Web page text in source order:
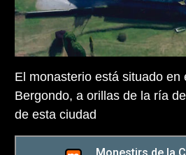
El monasterio está situado en
Bergondo, a orillas de la ría
de esta ciudad